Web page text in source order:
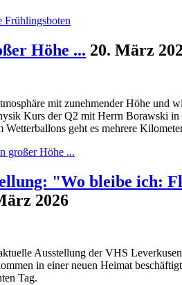
Frühlingsboten
Höhe ... 20. März
mit zunehmender Höhe und
Kurs der Q2 mit Herrn Borawski in
Wetterballons geht es mehrere
großer Höhe ...
"Wo bleibe ich:
2026
Ausstellung der VHS
in einer neuen Heimat
Tag.